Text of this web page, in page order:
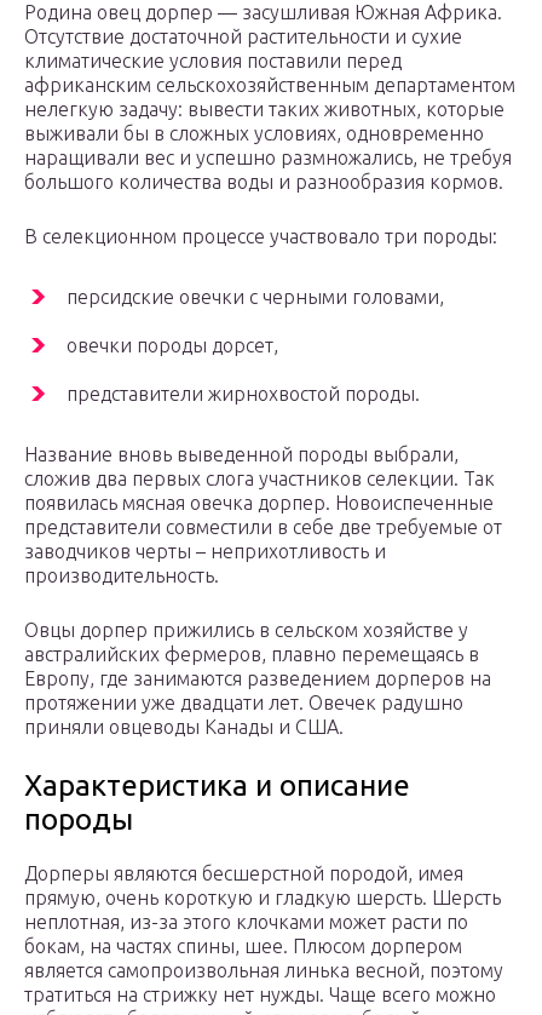
Родина овец дорпер — засушливая Южная Африка.
Отсутствие достаточной растительности и сухие
климатические условия поставили перед
африканским сельскохозяйственным департаментом
нелегкую задачу: вывести таких животных, которые
выживали бы в сложных условиях, одновременно
наращивали вес и успешно размножались, не требуя
большого количества воды и разнообразия кормов.
В селекционном процессе участвовало три породы:
персидские овечки с черными головами,
овечки породы дорсет,
представители жирнохвостой породы.
Название вновь выведенной породы выбрали,
сложив два первых слога участников селекции. Так
появилась мясная овечка дорпер. Новоиспеченные
представители совместили в себе две требуемые от
заводчиков черты – неприхотливость и
производительность.
Овцы дорпер прижились в сельском хозяйстве у
австралийских фермеров, плавно перемещаясь в
Европу, где занимаются разведением дорперов на
протяжении уже двадцати лет. Овечек радушно
приняли овцеводы Канады и США.
Характеристика и описание
породы
Дорперы являются бесшерстной породой, имея
прямую, очень короткую и гладкую шерсть. Шерсть
неплотная, из-за этого клочками может расти по
бокам, на частях спины, шее. Плюсом дорпером
является самопроизвольная линька весной, поэтому
тратиться на стрижку нет нужды. Чаще всего можно